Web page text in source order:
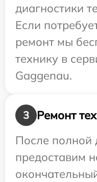
диагностики
Если
ремонт мы
технику в
Gaggenau.
3
Ремонт
После полной
предоставим